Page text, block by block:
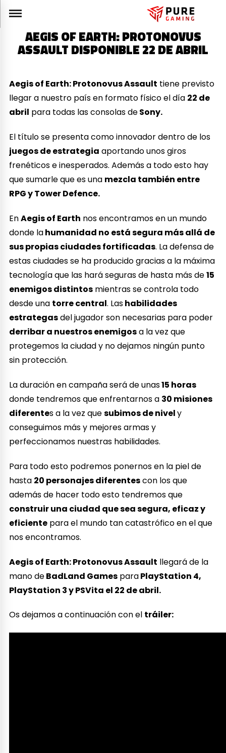
AEGIS OF EARTH: PROTONOVUS
ASSAULT DISPONIBLE 22 DE ABRIL
Aegis of Earth: Protonovus Assault tiene previsto
llegar a nuestro país en formato físico el día 22 de
abril para todas las consolas deSony.
El título se presenta como innovador dentro de los
juegos de estrategia aportando unos giros
frenéticos e inesperados. Además a todo esto hay
que sumarle que es una mezcla también entre
RPG y Tower Defence.
EnAegis of Earth nos encontramos en un mundo
donde lahumanidad no está segura más allá de
sus propias ciudades fortificadas. La defensa de
estas ciudades se ha producido gracias a la máxima
tecnología que las hará seguras de hasta más de15
enemigos distintos mientras se controla todo
desde una torre central. Lashabilidades
estrategasdel jugador son necesarias para poder
derribar a nuestros enemigosa la vez que
protegemos la ciudad y no dejamos ningún punto
sin protección.
La duración en campaña será de unas15 horas
donde tendremos que enfrentarnos a 30 misiones
diferentes a la vez quesubimos de nively
conseguimos más y mejores armas y
perfeccionamos nuestras habilidades.
Para todo esto podremos ponernos en la piel de
hasta 20 personajes diferentescon los que
además de hacer todo esto tendremos que
construir una ciudad que sea segura, eficaz y
eficiente para el mundo tan catastrófico en el que
nos encontramos.
Aegis of Earth: Protonovus Assault llegará de la
mano deBadLand Games paraPlayStation 4,
PlayStation 3 y PSVita el 22 de abril.
Os dejamos a continuación con el tráiler: